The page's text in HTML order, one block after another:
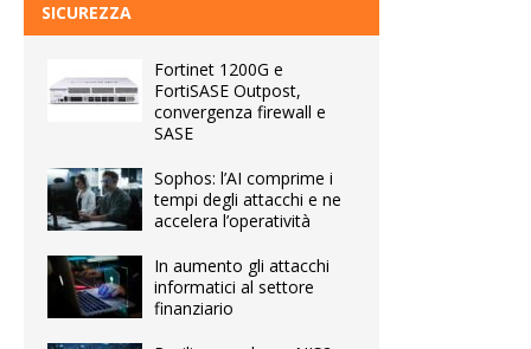
SICUREZZA
Fortinet 1200G e
FortiSASE Outpost,
convergenza firewall e
SASE
Sophos: l’AI comprime i
tempi degli attacchi e ne
accelera l’operatività
In aumento gli attacchi
informatici al settore
finanziario